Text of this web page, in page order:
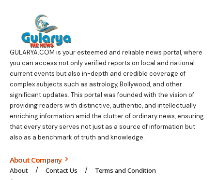
GULARYA.COM is your esteemed and reliable news portal, where
you can access not only verified reports on local and national
current events but also in-depth and credible coverage of
complex subjects such as astrology, Bollywood, and other
significant updates. This portal was founded with the vision of
providing readers with distinctive, authentic, and intellectually
enriching information amid the clutter of ordinary news, ensuring
that every story serves not just as a source of information but
also as a benchmark of truth and knowledge.
About Company
About Contact Us
Terms and Condition